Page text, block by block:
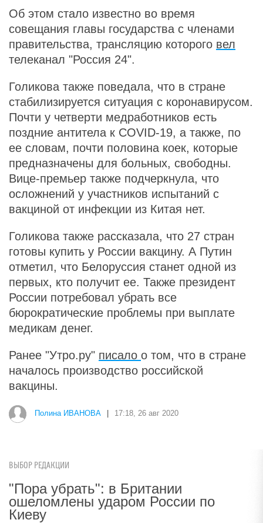
Об этом стало известно во время
совещания главы государства с членами
правительства, трансляцию которого вел
телеканал "Россия 24".
Голикова также поведала, что в стране
стабилизируется ситуация с коронавирусом.
Почти у четверти медработников есть
поздние антитела к COVID-19, а также, по
ее словам, почти половина коек, которые
предназначены для больных, свободны.
Вице-премьер также подчеркнула, что
осложнений у участников испытаний с
вакциной от инфекции из Китая нет.
Голикова также рассказала, что 27 стран
готовы купить у России вакцину. А Путин
отметил, что Белоруссия станет одной из
первых, кто получит ее. Также президент
России потребовал убрать все
бюрократические проблемы при выплате
медикам денег.
Ранее "Утро.ру" писало о том, что в стране
началось производство российской
вакцины.
Полина ИВАНОВА 17:18, 26 авг 2020
ВЫБОР РЕДАКЦИИ
"Пора убрать": в Британии
ошеломлены ударом России по
Киеву